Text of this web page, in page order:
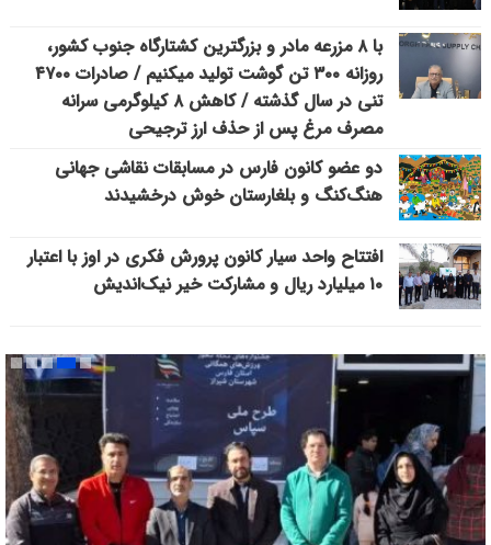
با ۸ مزرعه مادر و بزرگترین کشتارگاه جنوب کشور،
روزانه ۳۰۰ تن گوشت تولید میکنیم / صادرات ۴۷۰۰
تنی در سال گذشته / کاهش ۸ کیلوگرمی سرانه
مصرف مرغ پس از حذف ارز ترجیحی
دو عضو کانون فارس در مسابقات نقاشی جهانی
هنگ‌کنگ و بلغارستان خوش درخشیدند
افتتاح واحد سیار کانون پرورش فکری در اوز با اعتبار
۱۰ میلیارد ریال و مشارکت خیر نیک‌اندیش